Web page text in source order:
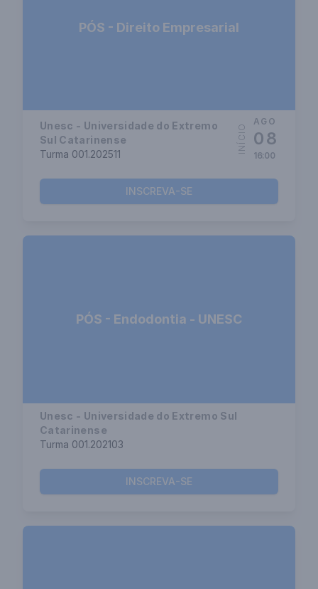
PÓS - Direito Empresarial
Unesc - Universidade do Extremo
Sul Catarinense
Turma 001.202511
INÍCIO
AGO
08
16:00
INSCREVA-SE
PÓS - Endodontia - UNESC
Unesc - Universidade do Extremo Sul
Catarinense
Turma 001.202103
INSCREVA-SE